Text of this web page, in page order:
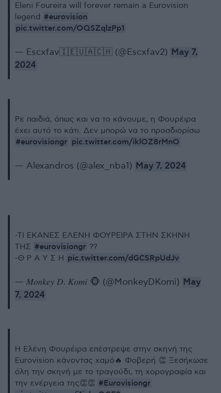
Eleni Foureira will forever remain a Eurovision
legend #eurovision
pic.twitter.com/OQSZqlzPp1
— Escxfav🇮🇪🇺🇦🇨🇭 (@Escxfav2) May 7,
2024
Ρε παιδιά, όπως και να το κάνουμε, η Φουρέιρα
έχει αυτό το κάτι. Δεν μπορώ να το προσδιορίσω
#eurovisiongr pic.twitter.com/iklOZ8rMnO
— Alexandros (@alex_nba1) May 7, 2024
-ΤΙ ΕΚΑΝΕΣ ΕΛΕΝΗ ΦΟΥΡΕΙΡΑ ΣΤΗΝ ΣΚΗΝΗ
ΤΗΣ #eurovisiongr ??
-Θ Ρ Α Υ Σ Η pic.twitter.com/dGCSRpUdJv
— 𝑀𝑜𝑛𝑘𝑒𝑦 𝐷. 𝐾𝑜𝑚𝑖 🐵 (@MonkeyDKomi) May
7, 2024
Η Ελένη Φουρέιρα επέστρεψε στην σκηνή της
Eurovision κάνοντας χαμό🔥 Φοβερή 👏 Ξεσήκωσε
όλη την σκηνή με το τραγούδι, τη χορογραφία και
την ενέργεια της👏👏 #Eurovisiongr